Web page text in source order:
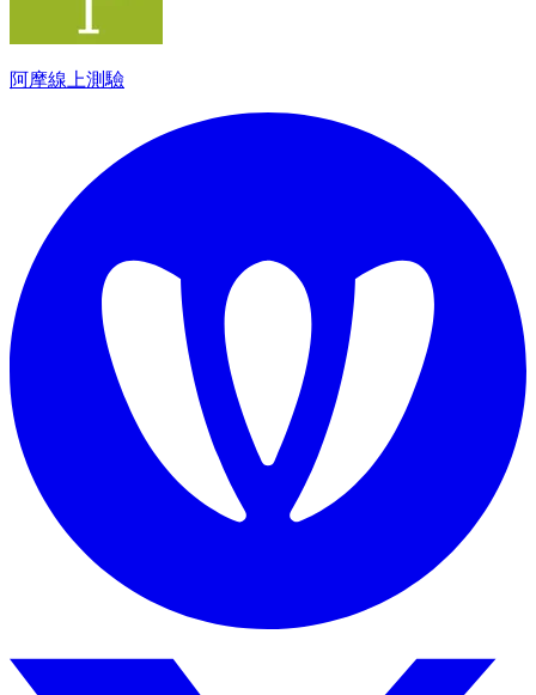
阿摩線上測驗